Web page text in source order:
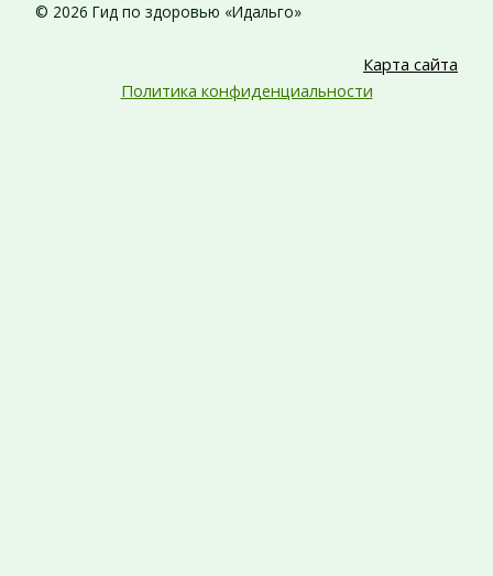
© 2026 Гид по здоровью «Идальго»
Карта сайта
Политика конфиденциальности